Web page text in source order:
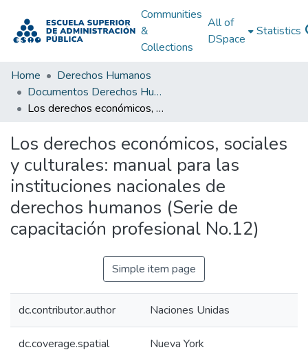
Communities
&
Collections
All of
DSpace
Statistics
Home
Derechos Humanos
Documentos Derechos Humanos
Los derechos económicos, sociales y culturales: manual para las instituciones nacionales de derechos humanos (Serie de capacitación profesional No.12)
Los derechos económicos, sociales
y culturales: manual para las
instituciones nacionales de
derechos humanos (Serie de
capacitación profesional No.12)
Simple item page
dc.contributor.author Naciones Unidas
dc.coverage.spatial Nueva York